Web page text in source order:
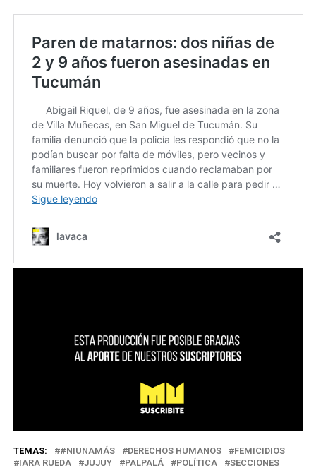
TEMAS: #NIUNAMÁS DERECHOS HUMANOS
FEMICIDIOS
IARA RUEDA
JUJUY PALPALÁ POLÍTICA SECCIONES